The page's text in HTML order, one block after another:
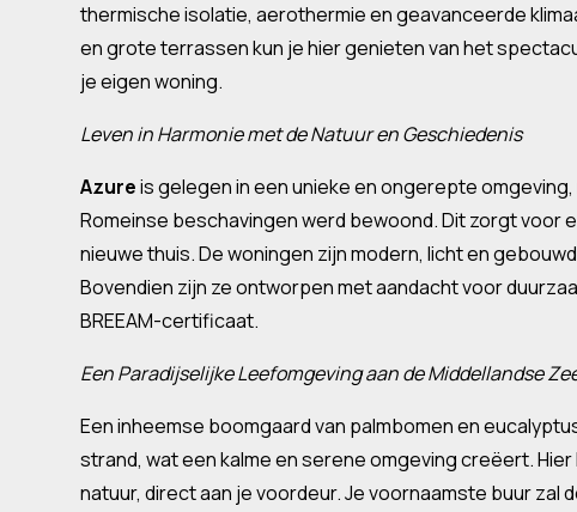
thermische isolatie, aerothermie en geavanceerde
en grote terrassen kun je hier genieten van het
je eigen woning.
Leven in Harmonie met de Natuur en Geschiedenis
Azureis gelegen in een unieke en ongerepte
Romeinse beschavingen werd bewoond. Dit zorgt
nieuwe thuis. De woningen zijn modern, licht en
Bovendien zijn ze ontworpen met aandacht voor
BREEAM-certificaat.
Een Paradijselijke Leefomgeving aan de Middellandse
Een inheemse boomgaard van palmbomen en
strand, wat een kalme en serene omgeving creëert.
natuur, direct aan je voordeur. Je voornaamste buur zal